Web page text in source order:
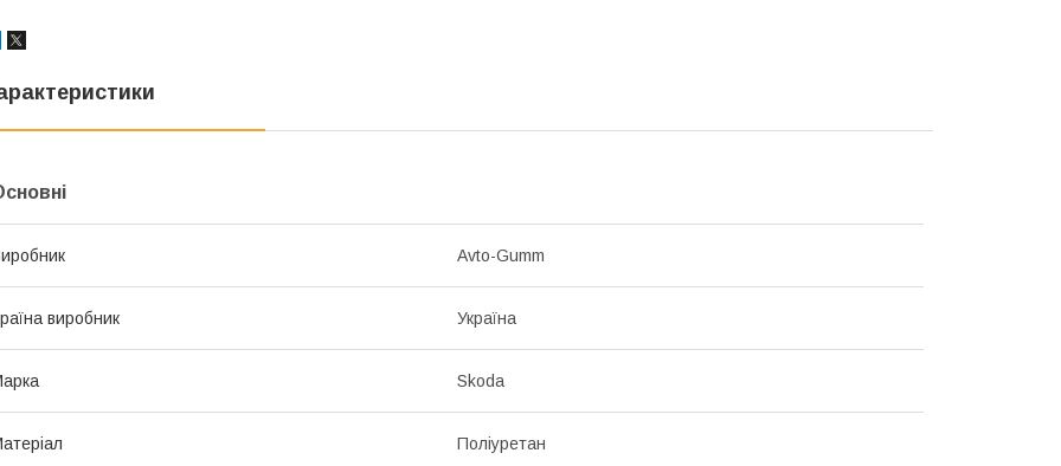
Avto-Gumm
виробник Україна
Skoda
Поліуретан